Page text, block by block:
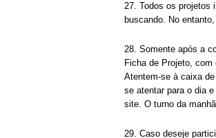
27. Todos os projetos
buscando. No
28. Somente após a
Ficha de Projeto, com
Atentem-se à caixa
se atentar para o dia
site. O turno da
29. Caso deseje